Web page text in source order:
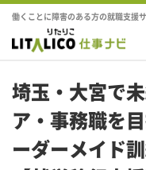
働くことに障害のある方の就職支援
埼玉・大宮で
ア・事務職を
ーダーメイド